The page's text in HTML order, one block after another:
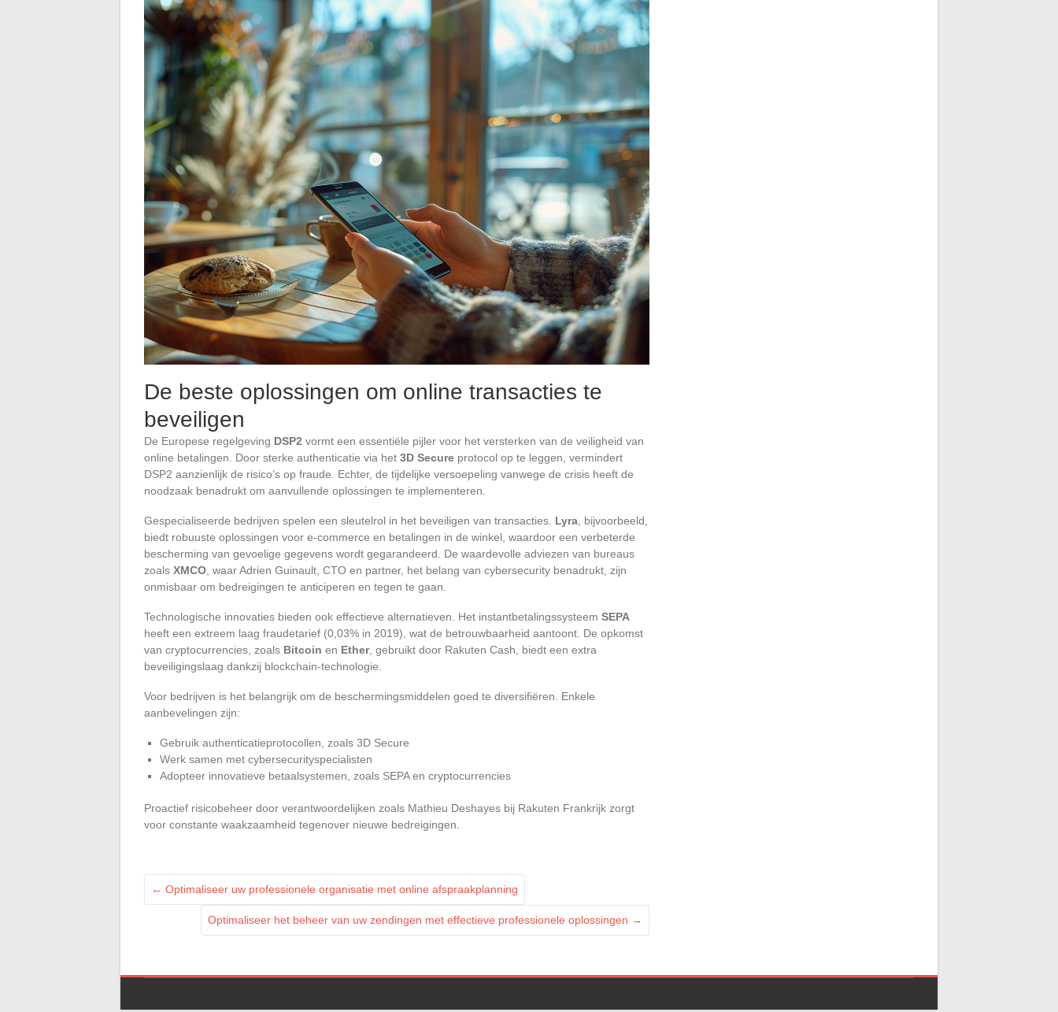
De beste oplossingen om online transacties te
beveiligen
De Europese regelgeving DSP2 vormt een essentiële pijler voor het versterken van de veiligheid van
online betalingen. Door sterke authenticatie via het 3D Secure protocol op te leggen, vermindert
DSP2 aanzienlijk de risico’s op fraude. Echter, de tijdelijke versoepeling vanwege de crisis heeft de
noodzaak benadrukt om aanvullende oplossingen te implementeren.
Gespecialiseerde bedrijven spelen een sleutelrol in het beveiligen van transacties. Lyra , bijvoorbeeld,
biedt robuuste oplossingen voor e-commerce en betalingen in de winkel, waardoor een verbeterde
bescherming van gevoelige gegevens wordt gegarandeerd. De waardevolle adviezen van bureaus
zoals XMCO , waar Adrien Guinault, CTO en partner, het belang van cybersecurity benadrukt, zijn
onmisbaar om bedreigingen te anticiperen en tegen te gaan.
Technologische innovaties bieden ook effectieve alternatieven. Het instantbetalingssysteem SEPA
heeft een extreem laag fraudetarief (0,03% in 2019), wat de betrouwbaarheid aantoont. De opkomst
van cryptocurrencies, zoals Bitcoin en Ether, gebruikt door Rakuten Cash, biedt een extra
beveiligingslaag dankzij blockchain-technologie.
Voor bedrijven is het belangrijk om de beschermingsmiddelen goed te diversifiëren. Enkele
aanbevelingen zijn:
Gebruik authenticatieprotocollen, zoals 3D Secure
Werk samen met cybersecurityspecialisten
Adopteer innovatieve betaalsystemen, zoals SEPA en cryptocurrencies
Proactief risicobeheer door verantwoordelijken zoals Mathieu Deshayes bij Rakuten Frankrijk zorgt
voor constante waakzaamheid tegenover nieuwe bedreigingen.
← Optimaliseer uw professionele organisatie met online afspraakplanning
Optimaliseer het beheer van uw zendingen met effectieve professionele oplossingen →